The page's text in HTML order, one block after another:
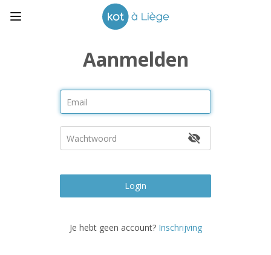
Aanmelden
Login
Je hebt geen account? Inschrijving